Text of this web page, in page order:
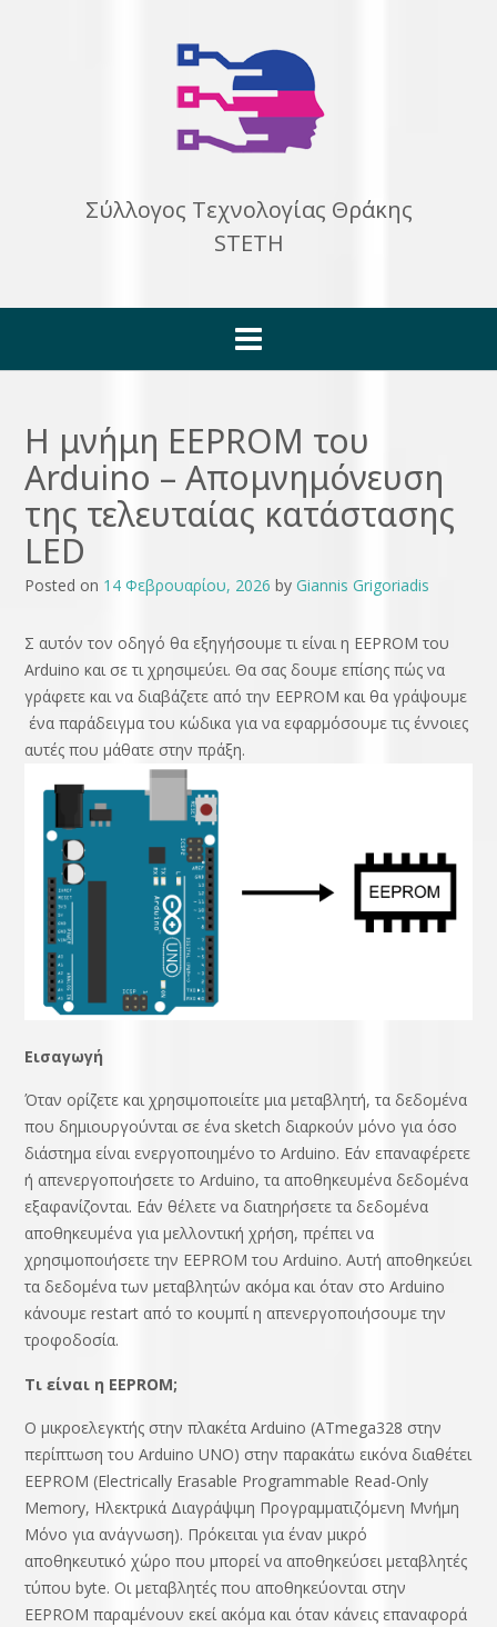
Σύλλογος Τεχνολογίας Θράκης
STETH
Η μνήμη EEPROM του
Arduino – Απομνημόνευση
της τελευταίας κατάστασης
LED
Posted on 14 Φεβρουαρίου, 2026 by Giannis Grigoriadis
Σ αυτόν τον οδηγό θα εξηγήσουμε τι είναι η EEPROM του
Arduino και σε τι χρησιμεύει. Θα σας δουμε επίσης πώς να
γράφετε και να διαβάζετε από την EEPROM και θα γράψουμε
ένα παράδειγμα του κώδικα για να εφαρμόσουμε τις έννοιες
αυτές που μάθατε στην πράξη.
Εισαγωγή
Όταν ορίζετε και χρησιμοποιείτε μια μεταβλητή, τα δεδομένα
που δημιουργούνται σε ένα sketch διαρκούν μόνο για όσο
διάστημα είναι ενεργοποιημένο το Arduino. Εάν επαναφέρετε
ή απενεργοποιήσετε το Arduino, τα αποθηκευμένα δεδομένα
εξαφανίζονται. Εάν θέλετε να διατηρήσετε τα δεδομένα
αποθηκευμένα για μελλοντική χρήση, πρέπει να
χρησιμοποιήσετε την EEPROM του Arduino. Αυτή αποθηκεύει
τα δεδομένα των μεταβλητών ακόμα και όταν στο Arduino
κάνουμε restart από το κουμπί η απενεργοποιήσουμε την
τροφοδοσία.
Τι είναι η EEPROM;
Ο μικροελεγκτής στην πλακέτα Arduino (ATmega328 στην
περίπτωση του Arduino UNO) στην παρακάτω εικόνα διαθέτει
EEPROM (Electrically Erasable Programmable Read-Only
Memory, Ηλεκτρικά Διαγράψιμη Προγραμματιζόμενη Μνήμη
Μόνο για ανάγνωση). Πρόκειται για έναν μικρό
αποθηκευτικό χώρο που μπορεί να αποθηκεύσει μεταβλητές
τύπου byte. Οι μεταβλητές που αποθηκεύονται στην
EEPROM παραμένουν εκεί ακόμα και όταν κάνεις επαναφορά